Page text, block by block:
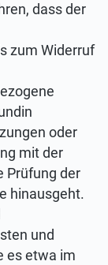
dass der
zum Widerruf
oder
mit der
Prüfung der
hinausgeht.
und
es etwa im